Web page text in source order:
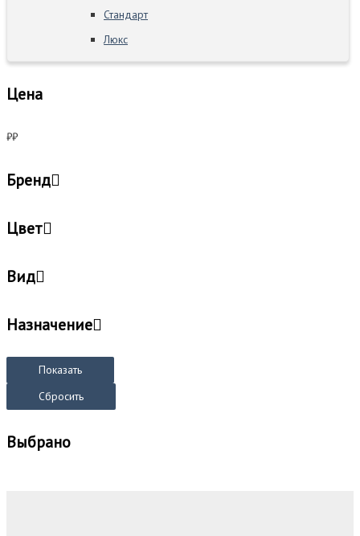
Стандарт
Люкс
Цена
₽₽
Бренд
Цвет
Вид
Назначение
Показать
Сбросить
Выбрано